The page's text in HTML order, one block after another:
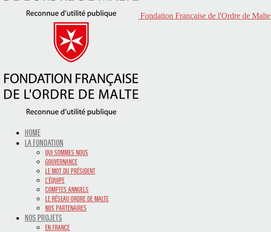
Fondation Française de l'Ordre de Malte
HOME
LA FONDATION
QUI SOMMES NOUS
GOUVERNANCE
LE MOT DU PRÉSIDENT
L’ÉQUIPE
COMPTES ANNUELS
LE RÉSEAU ORDRE DE MALTE
NOS PARTENAIRES
NOS PROJETS
EN FRANCE